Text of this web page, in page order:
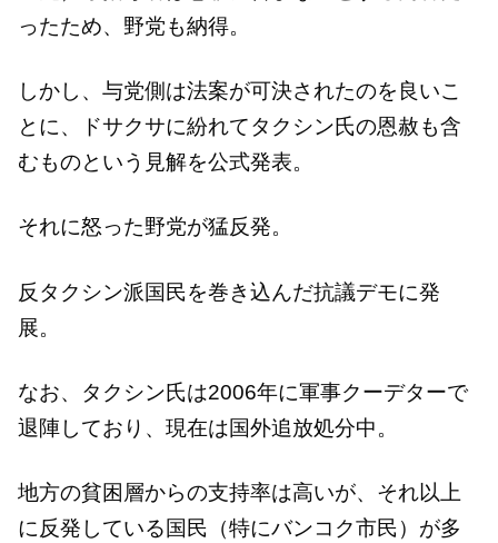
ったため、野党も納得。
しかし、与党側は法案が可決されたのを良いこ
とに、ドサクサに紛れてタクシン氏の恩赦も含
むものという見解を公式発表。
それに怒った野党が猛反発。
反タクシン派国民を巻き込んだ抗議デモに発
展。
なお、タクシン氏は2006年に軍事クーデターで
退陣しており、現在は国外追放処分中。
地方の貧困層からの支持率は高いが、それ以上
に反発している国民（特にバンコク市民）が多